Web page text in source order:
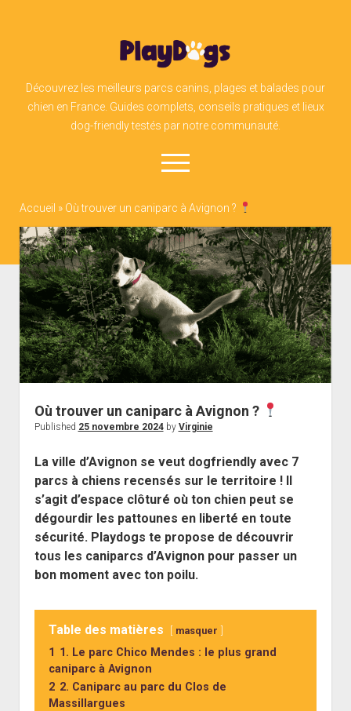
PlayDogs
Découvrez les meilleurs parcs canins, plages et balades pour
chien en France. Guides complets, conseils pratiques et lieux
dog-friendly testés par notre communauté.
open
menu
facebookinstagramlinkedinadmin@play-dogs.ch
Accueil » Où trouver un caniparc à Avignon ?
Où trouver un caniparc à Avignon ?
Published 25 novembre 2024by Virginie
La ville d’Avignon se veut dogfriendly avec 7
parcs à chiens recensés sur le territoire ! Il
s’agit d’espace clôturé où ton chien peut se
dégourdir les pattounes en liberté en toute
sécurité. Playdogs te propose de découvrir
tous les caniparcs d’Avignon pour passer un
bon moment avec ton poilu.
Table des matières masquer
1 1. Le parc Chico Mendes : le plus grand
caniparc à Avignon
2 2. Caniparc au parc du Clos de
Massillargues